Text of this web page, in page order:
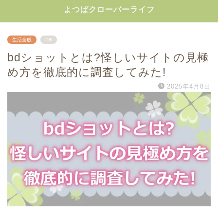
よつばクローバーライフ
生活全般 PR
bdショットとは?怪しいサイトの見極
め方を徹底的に調査してみた!
2025年4月8日